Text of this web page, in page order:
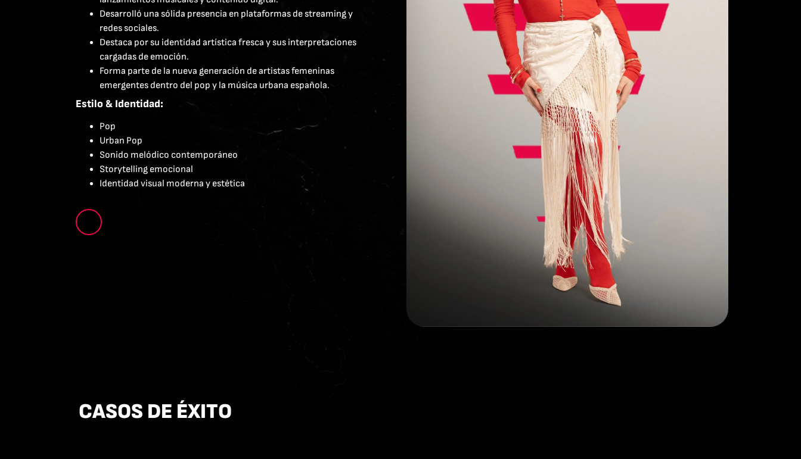
Desarrolló una sólida presencia en plataformas de streaming y
redes sociales.
Destaca por su identidad artística fresca y sus interpretaciones
cargadas de emoción.
Forma parte de la nueva generación de artistas femeninas
emergentes dentro del pop y la música urbana española.
Estilo & Identidad:
Pop
Urban Pop
Sonido melódico contemporáneo
Storytelling emocional
Identidad visual moderna y estética
CASOS DE ÉXITO